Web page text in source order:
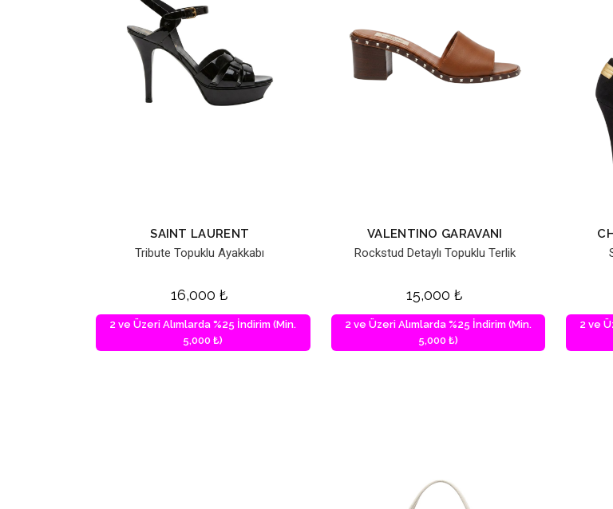
SAINT LAURENT
Tribute Topuklu Ayakkabı
16,000₺
2 ve Üzeri Alımlarda %25 İndirim (Min.
5,000 ₺)
VALENTINO GARAVANI
Rockstud Detaylı Topuklu Terlik
15,000₺
2 ve Üzeri Alımlarda %25 İndirim (Min.
5,000 ₺)
2 ve